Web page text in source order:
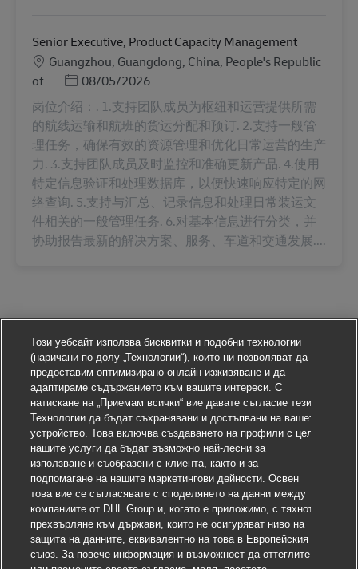
Senior Executive, Product Capacity Management
Местоположение
Guangzhou, Guangdong, China, People's Republic
of
Posted Date
08/05/2026
岗位介绍：. 1.支持团队成员为枢纽和运营提供所需
的航线运输和航班的货运分配和预订. 2.支持一般管
理任务，确保有效的资源管理和优化日常运营的生产
力. 3.支持团队成员及时监控和准确更新产品. 4.使用
特定信息验证和处理数据库，以便快速响应特定的网
络查询. 5.支持与汇总、记录信息和处理日常装运文
件相关的一般管理任务. 6.对基本信息进行分类，并
协助报告最新的解决方案、服务、车道和交通发展....
Този уебсайт използва бисквитки и подобни технологии
(наричани по-долу „Технологии“), които ни позволяват да
предоставим оптимизирано онлайн изживяване и да
адаптираме съдържанието към вашите интереси. С
натискане на „Приемам всички“ вие давате съгласие тези
Технологии да бъдат съхранявани и достъпвани на вашето
устройство. Това включва създаването на профили с цел
нашите услуги да бъдат възможно най-лесни за
използване и съобразени с клиента, както и за
подпомагане на нашите маркетингови дейности. Освен
това вие се съгласявате с споделянето на данни между
компаниите от DHL Group и, когато е приложимо, с тяхното
прехвърляне към държави, които не осигуряват ниво на
защита на данните, еквивалентно на това в Европейския
съюз. За повече информация и възможност да оттеглите